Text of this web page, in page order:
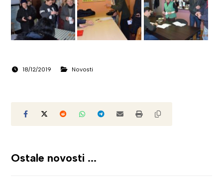
18/12/2019 Novosti
Ostale novosti ...